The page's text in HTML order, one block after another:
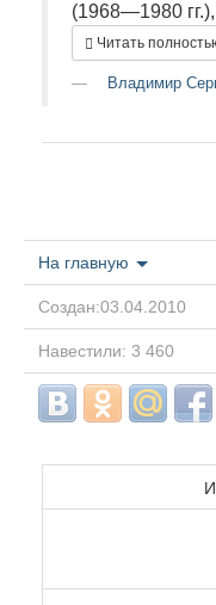
(1968—1980
Читать
Владимир
На главную
Создан:03.04.2010
Навестили: 3 460